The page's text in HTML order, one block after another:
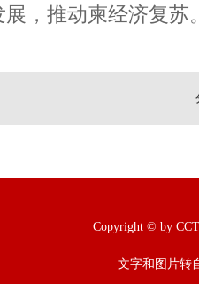
，推动柬经济复苏
Copyright © by
文字和图片转